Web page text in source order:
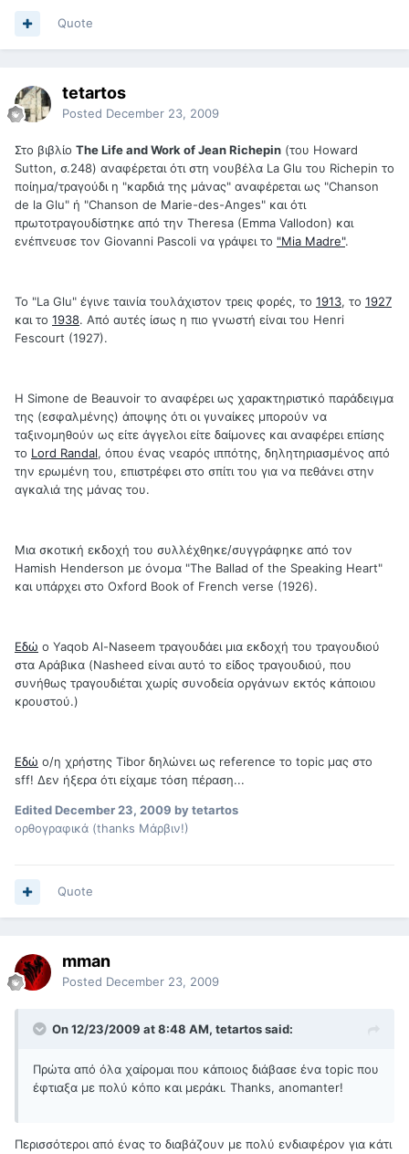
Quote
tetartos
Posted December 23, 2009
Στο βιβλίο The Life and Work of Jean Richepin (του Howard
Sutton, σ.248) αναφέρεται ότι στη νουβέλα La Glu του Richepin το
ποίημα/τραγούδι η "καρδιά της μάνας" αναφέρεται ως "Chanson
de la Glu" ή "Chanson de Marie-des-Anges" και ότι
πρωτοτραγουδίστηκε από την Theresa (Emma Vallodon) και
ενέπνευσε τον Giovanni Pascoli να γράψει το "Mia Madre".
To "La Glu" έγινε ταινία τουλάχιστον τρεις φορές, το 1913, το 1927
και το 1938. Από αυτές ίσως η πιο γνωστή είναι του Henri
Fescourt (1927).
Η Simone de Beauvoir το αναφέρει ως χαρακτηριστικό παράδειγμα
της (εσφαλμένης) άποψης ότι οι γυναίκες μπορούν να
ταξινομηθούν ως είτε άγγελοι είτε δαίμονες και αναφέρει επίσης
το Lord Randal, όπου ένας νεαρός ιππότης, δηλητηριασμένος από
την ερωμένη του, επιστρέφει στο σπίτι του για να πεθάνει στην
αγκαλιά της μάνας του.
Μια σκοτική εκδοχή του συλλέχθηκε/συγγράφηκε από τον
Hamish Henderson με όνομα "The Ballad of the Speaking Heart"
και υπάρχει στο Oxford Book of French verse (1926).
Εδώ ο Yaqob Al-Naseem τραγουδάει μια εκδοχή του τραγουδιού
στα Αράβικα (Nasheed είναι αυτό το είδος τραγουδιού, που
συνήθως τραγουδιέται χωρίς συνοδεία οργάνων εκτός κάποιου
κρουστού.)
Εδώ ο/η χρήστης Tibor δηλώνει ως reference το topic μας στο
sff! Δεν ήξερα ότι είχαμε τόση πέραση...
EditedDecember 23, 2009 by tetartos
ορθογραφικά (thanks Μάρβιν!)
Quote
mman
Posted December 23, 2009
On 12/23/2009 at 8:48 AM, tetartos said:
Πρώτα από όλα χαίρομαι που κάποιος διάβασε ένα topic που
έφτιαξα με πολύ κόπο και μεράκι. Thanks, anomanter!
Περισσότεροι από ένας το διαβάζουν με πολύ ενδιαφέρον για κάτι